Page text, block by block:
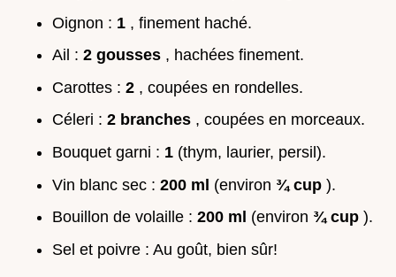
Oignon : 1 , finement haché.
Ail : 2 gousses , hachées finement.
Carottes : 2 , coupées en rondelles.
Céleri : 2 branches , coupées en morceaux.
Bouquet garni : 1 (thym, laurier, persil).
Vin blanc sec : 200 ml (environ ¾ cup ).
Bouillon de volaille : 200 ml (environ ¾ cup ).
Sel et poivre : Au goût, bien sûr!